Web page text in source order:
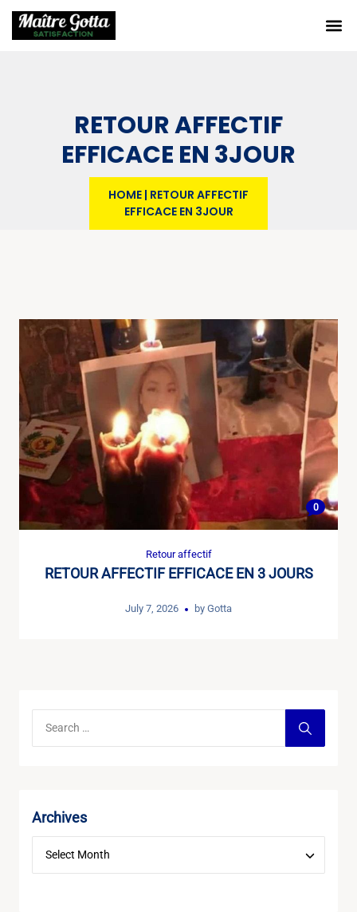
RETOUR AFFECTIF
EFFICACE EN 3JOUR
HOME | RETOUR AFFECTIF
EFFICACE EN 3JOUR
0
Retour affectif
RETOUR AFFECTIF EFFICACE EN 3 JOURS
July 7, 2026 by Gotta
Archives